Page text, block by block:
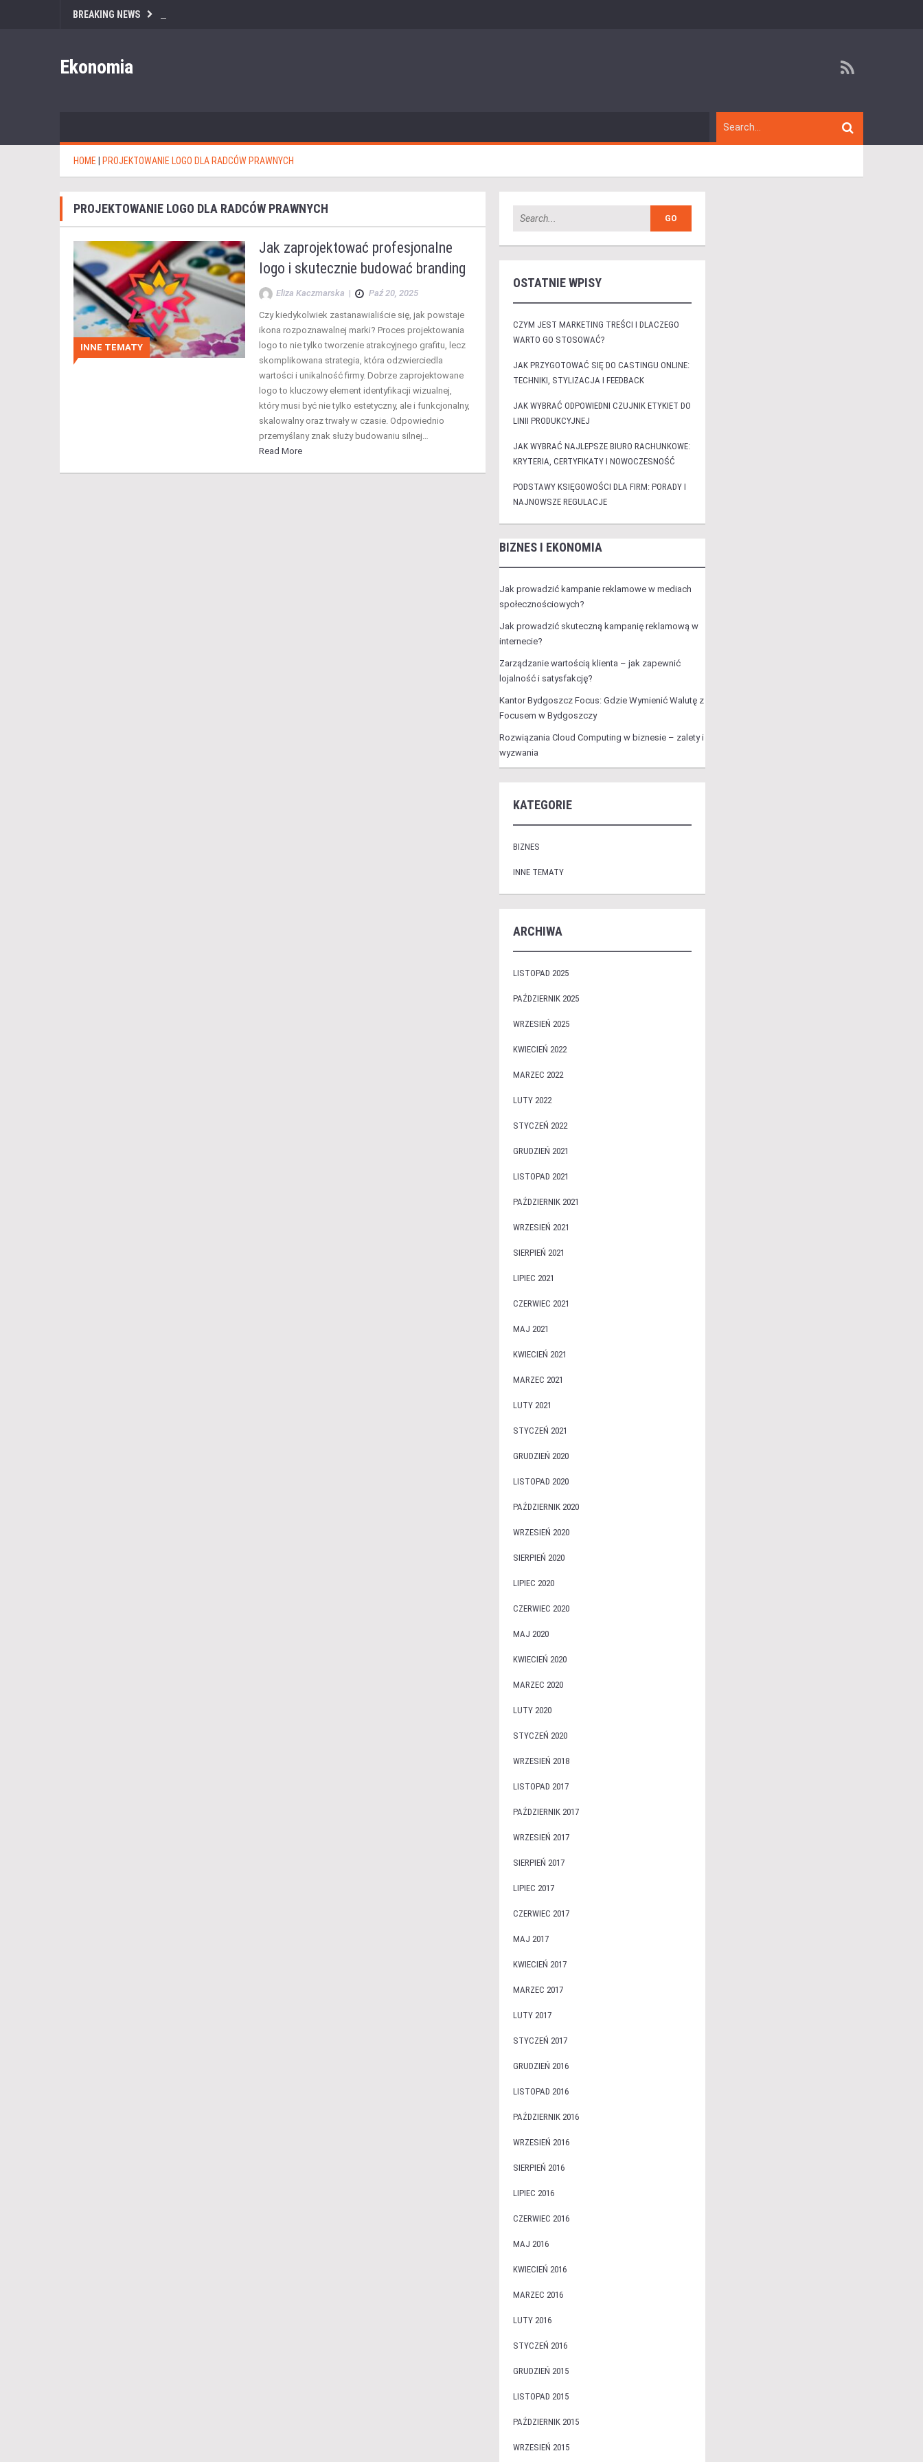
BREAKING NEWS
Ekonomia
HOME PROJEKTOWANIE LOGO DLA RADCÓW PRAWNYCH
PROJEKTOWANIE LOGO DLA RADCÓW PRAWNYCH
INNE TEMATY
Jak zaprojektować profesjonalne
logo i skutecznie budować branding
Eliza Kaczmarska | Paź 20, 2025
Czy kiedykolwiek zastanawialiście się, jak powstaje
ikona rozpoznawalnej marki? Proces projektowania
logo to nie tylko tworzenie atrakcyjnego grafitu, lecz
skomplikowana strategia, która odzwierciedla
wartości i unikalność firmy. Dobrze zaprojektowane
logo to kluczowy element identyfikacji wizualnej,
który musi być nie tylko estetyczny, ale i funkcjonalny,
skalowalny oraz trwały w czasie. Odpowiednio
przemyślany znak służy budowaniu silnej…
Read More
OSTATNIE WPISY
CZYM JEST MARKETING TREŚCI I DLACZEGO
WARTO GO STOSOWAĆ?
JAK PRZYGOTOWAĆ SIĘ DO CASTINGU ONLINE:
TECHNIKI, STYLIZACJA I FEEDBACK
JAK WYBRAĆ ODPOWIEDNI CZUJNIK ETYKIET DO
LINII PRODUKCYJNEJ
JAK WYBRAĆ NAJLEPSZE BIURO RACHUNKOWE:
KRYTERIA, CERTYFIKATY I NOWOCZESNOŚĆ
PODSTAWY KSIĘGOWOŚCI DLA FIRM: PORADY I
NAJNOWSZE REGULACJE
BIZNES I EKONOMIA
Jak prowadzić kampanie reklamowe w mediach
społecznościowych?
Jak prowadzić skuteczną kampanię reklamową w
internecie?
Zarządzanie wartością klienta – jak zapewnić
lojalność i satysfakcję?
Kantor Bydgoszcz Focus: Gdzie Wymienić Walutę z
Focusem w Bydgoszczy
Rozwiązania Cloud Computing w biznesie – zalety i
wyzwania
KATEGORIE
BIZNES
INNE TEMATY
ARCHIWA
LISTOPAD 2025
PAŹDZIERNIK 2025
WRZESIEŃ 2025
KWIECIEŃ 2022
MARZEC 2022
LUTY 2022
STYCZEŃ 2022
GRUDZIEŃ 2021
LISTOPAD 2021
PAŹDZIERNIK 2021
WRZESIEŃ 2021
SIERPIEŃ 2021
LIPIEC 2021
CZERWIEC 2021
MAJ 2021
KWIECIEŃ 2021
MARZEC 2021
LUTY 2021
STYCZEŃ 2021
GRUDZIEŃ 2020
LISTOPAD 2020
PAŹDZIERNIK 2020
WRZESIEŃ 2020
SIERPIEŃ 2020
LIPIEC 2020
CZERWIEC 2020
MAJ 2020
KWIECIEŃ 2020
MARZEC 2020
LUTY 2020
STYCZEŃ 2020
WRZESIEŃ 2018
LISTOPAD 2017
PAŹDZIERNIK 2017
WRZESIEŃ 2017
SIERPIEŃ 2017
LIPIEC 2017
CZERWIEC 2017
MAJ 2017
KWIECIEŃ 2017
MARZEC 2017
LUTY 2017
STYCZEŃ 2017
GRUDZIEŃ 2016
LISTOPAD 2016
PAŹDZIERNIK 2016
WRZESIEŃ 2016
SIERPIEŃ 2016
LIPIEC 2016
CZERWIEC 2016
MAJ 2016
KWIECIEŃ 2016
MARZEC 2016
LUTY 2016
STYCZEŃ 2016
GRUDZIEŃ 2015
LISTOPAD 2015
PAŹDZIERNIK 2015
WRZESIEŃ 2015